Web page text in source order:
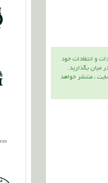
و انتقادات خود
ميان بگذاريد.
، منتشر خواهد